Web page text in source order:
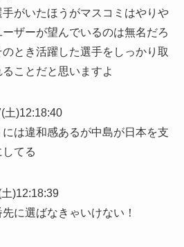
がいたほうがマスコミはやりや
ザーが望んでいるのは無名だろ
とき活躍した選手をしっかり取
ことだと思いますよ
土)12:18:40
は違和感あるが中島が日本を支
てる
)12:18:39
に選ばなきゃいけない！